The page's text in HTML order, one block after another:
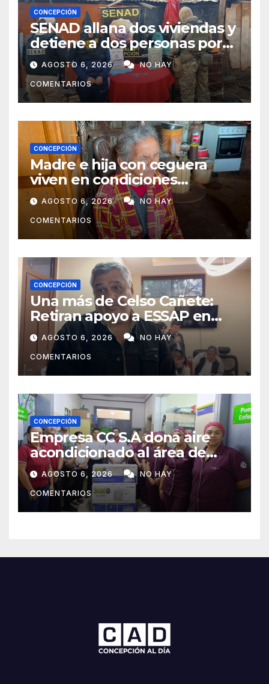
CONCEPCIÓN
SENAD allana dos viviendas y
detiene a dos personas por
presunto microtráfico en
Concepción
AGOSTO 6, 2026 NO HAY
COMENTARIOS
CONCEPCIÓN
Madre e hija con ceguera
viven en condiciones
precarias y vecinos impulsan
campaña solidaria para
ayudarlas
AGOSTO 6, 2026 NO HAY
COMENTARIOS
CONCEPCIÓN
Una más de Celso Cañete:
Retiran apoyo a ESSAP en
Concepción
AGOSTO 6, 2026 NO HAY
COMENTARIOS
CONCEPCIÓN
Empresa CC S.A dona aire
acondicionado al área de
maternidad del IPS de
Concepción
AGOSTO 6, 2026 NO HAY
COMENTARIOS